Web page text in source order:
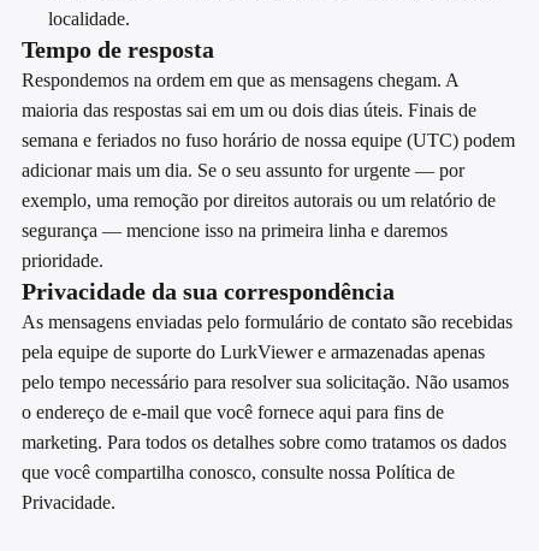
localidade.
Tempo de resposta
Respondemos na ordem em que as mensagens chegam. A
maioria das respostas sai em um ou dois dias úteis. Finais de
semana e feriados no fuso horário de nossa equipe (UTC) podem
adicionar mais um dia. Se o seu assunto for urgente — por
exemplo, uma remoção por direitos autorais ou um relatório de
segurança — mencione isso na primeira linha e daremos
prioridade.
Privacidade da sua correspondência
As mensagens enviadas pelo formulário de contato são recebidas
pela equipe de suporte do LurkViewer e armazenadas apenas
pelo tempo necessário para resolver sua solicitação. Não usamos
o endereço de e-mail que você fornece aqui para fins de
marketing. Para todos os detalhes sobre como tratamos os dados
que você compartilha conosco, consulte nossa Política de
Privacidade.